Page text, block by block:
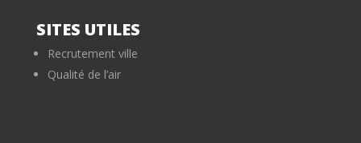
SITES UTILES
Recrutement ville
Qualité de l’air